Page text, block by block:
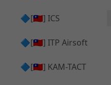
Hi-capa 上半外觀
Hi-capa 內部升級
AKM V3 主體 ＆ 原廠零件
G5 原廠零件
🔷[🇹🇼] ICS
Hi-Capa 維修零件
ICS 成槍
🔷[🇹🇼] ITP Airsoft
🔷[🇹🇼] KAM-TACT